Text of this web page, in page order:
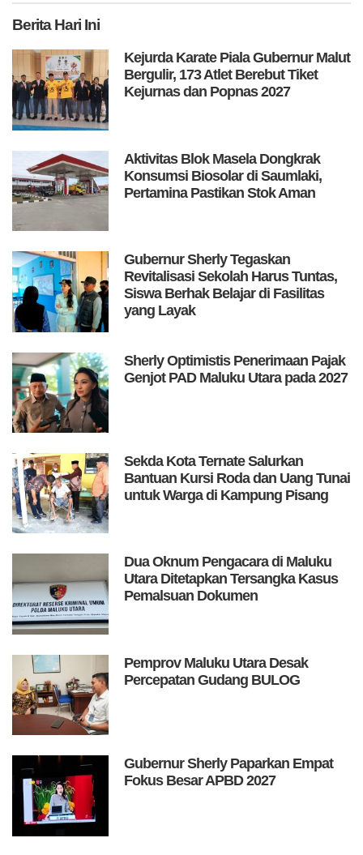
BeritaHari Ini
Kejurda Karate Piala Gubernur Malut
Bergulir, 173 Atlet Berebut Tiket
Kejurnas dan Popnas 2027
Aktivitas Blok Masela Dongkrak
Konsumsi Biosolar di Saumlaki,
Pertamina Pastikan Stok Aman
Gubernur Sherly Tegaskan
Revitalisasi Sekolah Harus Tuntas,
Siswa Berhak Belajar di Fasilitas
yang Layak
Sherly Optimistis Penerimaan Pajak
Genjot PAD Maluku Utara pada 2027
Sekda Kota Ternate Salurkan
Bantuan Kursi Roda dan Uang Tunai
untuk Warga di Kampung Pisang
Dua Oknum Pengacara di Maluku
Utara Ditetapkan Tersangka Kasus
Pemalsuan Dokumen
Pemprov Maluku Utara Desak
Percepatan Gudang BULOG
Gubernur Sherly Paparkan Empat
Fokus Besar APBD 2027